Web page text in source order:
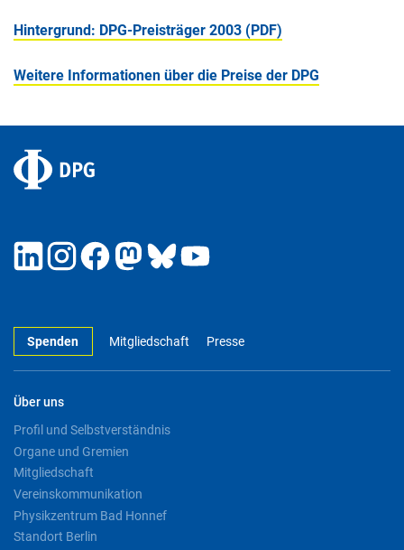
Hintergrund: DPG-Preisträger 2003 (PDF)
Weitere Informationen über die Preise der DPG
Spenden Mitgliedschaft Presse
Über uns
Profil und Selbstverständnis
Organe und Gremien
Mitgliedschaft
Vereinskommunikation
Physikzentrum Bad Honnef
Standort Berlin